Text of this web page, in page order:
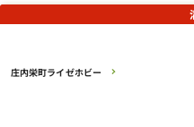
庄内栄町ライゼホビー